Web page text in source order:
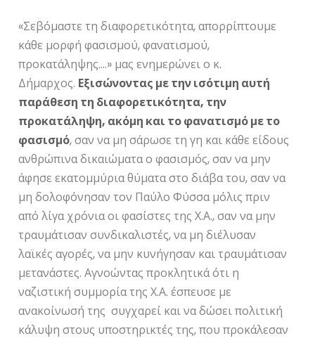
«Σεβόμαστε τη διαφορετικότητα, απορρίπτουμε
κάθε μορφή φασισμού, φανατισμού,
προκατάληψης….» μας ενημερώνει ο κ.
Δήμαρχος. Εξισώνοντας με την ισότιμη αυτή
παράθεση τη διαφορετικότητα, την
προκατάληψη, ακόμη και το φανατισμό με το
φασισμό, σαν να μη σάρωσε τη γη και κάθε είδους
ανθρώπινα δικαιώματα ο φασισμός, σαν να μην
άφησε εκατομμύρια θύματα στο διάβα του, σαν να
μη δολοφόνησαν τον Παύλο Φύσσα μόλις πριν
από λίγα χρόνια οι φασίστες της Χ.Α., σαν να μην
τραυμάτισαν συνδικαλιστές, να μη διέλυσαν
λαϊκές αγορές, να μην κυνήγησαν και τραυμάτισαν
μετανάστες. Αγνοώντας προκλητικά ότι η
ναζιστική συμμορία της Χ.Α. έσπευσε με
ανακοίνωσή της συγχαρεί και να δώσει πολιτική
κάλυψη στους υποστηρικτές της, που προκάλεσαν